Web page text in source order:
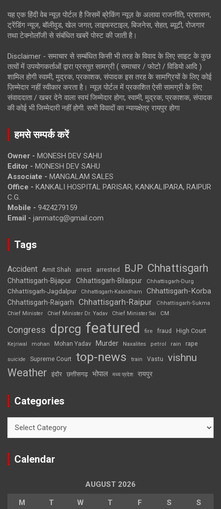
यह एक हिंदी वेब न्यूज़ पोर्टल है जिसमें ब्रेकिंग न्यूज़ के अलावा राजनीति, प्रशासन,
ट्रेंडिंग न्यूज, बॉलीवुड, खेल जगत, लाइफस्टाइल, बिजनेस, सेहत, ब्यूटी, रोजगार
तथा टेक्नोलॉजी से संबंधित खबरें पोस्ट की जाती है।
Disclaimer - समाचार से सम्बंधित किसी भी तरह के विवाद के लिए साइट के कुछ
तत्वों में उपयोगकर्ताओं द्वारा प्रस्तुत सामग्री ( समाचार / फोटो / विडियो आदि )
शामिल होगी स्वामी, मुद्रक, प्रकाशक, संपादक इस तरह के सामग्रियों के लिए कोई
ज़िम्मेदार नहीं स्वीकार करता है। न्यूज़ पोर्टल में प्रकाशित ऐसी सामग्री के लिए
संवाददाता / खबर देने वाला स्वयं जिम्मेदार होगा, स्वामी, मुद्रक, प्रकाशक, संपादक
की कोई भी जिम्मेदारी नहीं होगी. सभी विवादों का न्यायक्षेत्र रायपुर होगा
हमसे सम्पर्क करें
Owner - MONESH DEV SAHU
Editor - MONESH DEV SAHU
Associate - MANGALAM SALES
Office - KANKALI HOSPITAL PARISAR, KANKALIPARA, RAIPUR
C.G.
Mobile - 9424279159
Email - janmatcg@gmail.com
Tags
Accident Amit Shah arrest arrested BJP Chhattisgarh
Chhattisgarh-Bijapur Chhattisgarh-Bilaspur Chhattisgarh-Durg
Chhattisgarh-Jagdalpur Chhattisgarh-Kabirdham Chhattisgarh-Korba
Chhattisgarh-Raigarh Chhattisgarh-Raipur
Chhattisgarh-Sukma
Chief Minister
Chief Minister Dr. Yadav Chief Minister Sai CM
Congress dprcg featured fire fraud High Court
Kejriwal mohan Mohan Yadav Murder Naxalites petrol rain rape
suicide Supreme Court top-news train Vastu vishnu
Weather इंदौर छत्तीसगढ़ भोपाल मध्य प्रदेश रायपुर
Categories
Calendar
AUGUST 2026
M T W T F S S